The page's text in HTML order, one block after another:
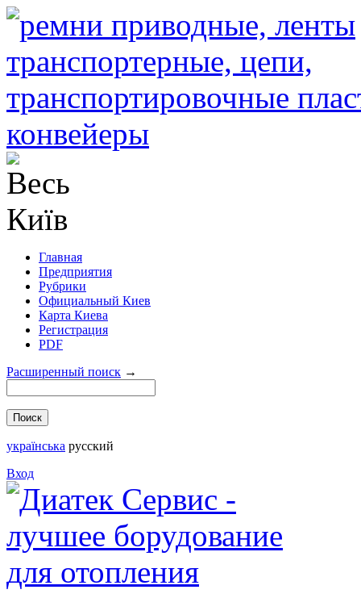
Главная
Предприятия
Рубрики
Официальный Киев
Карта Киева
Регистрация
PDF
Расширенный поиск →
українська русский
Вход